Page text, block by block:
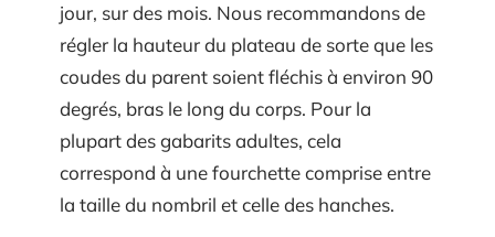
jour, sur des mois. Nous recommandons de
régler la hauteur du plateau de sorte que les
coudes du parent soient fléchis à environ 90
degrés, bras le long du corps. Pour la
plupart des gabarits adultes, cela
correspond à une fourchette comprise entre
la taille du nombril et celle des hanches.